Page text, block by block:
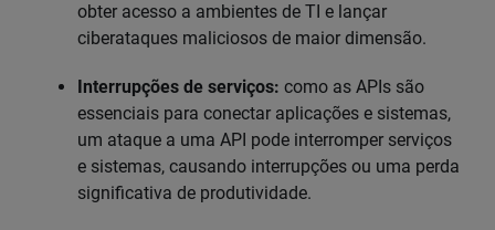
obter acesso a ambientes de TI e lançar
ciberataques maliciosos de maior dimensão.
Interrupções de serviços: como as APIs são
essenciais para conectar aplicações e sistemas,
um ataque a uma API pode interromper serviços
e sistemas, causando interrupções ou uma perda
significativa de produtividade.